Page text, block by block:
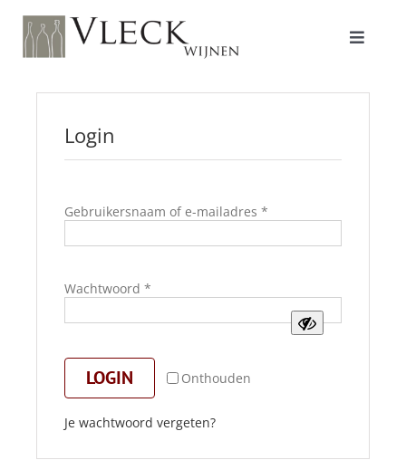
inhoud
Toggle
Over ons/Filosofie
Proeverijen
Contact
Login
Gebruikersnaam of e-mailadres *
Wachtwoord *
Onthouden
LOGIN
Je wachtwoord vergeten?